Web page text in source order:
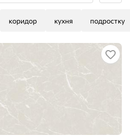
коридор кухня подростку